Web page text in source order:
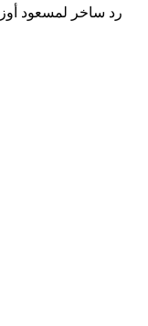
رد ساخر لمسعود